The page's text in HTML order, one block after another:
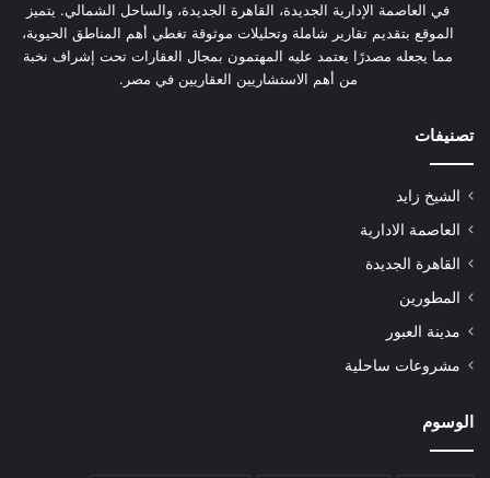
في العاصمة الإدارية الجديدة، القاهرة الجديدة، والساحل الشمالي. يتميز
الموقع بتقديم تقارير شاملة وتحليلات موثوقة تغطي أهم المناطق الحيوية،
مما يجعله مصدرًا يعتمد عليه المهتمون بمجال العقارات تحت إشراف نخبة
من أهم الاستشاريين العقاريين في مصر.
تصنيفات
الشيخ زايد
العاصمة الادارية
القاهرة الجديدة
المطورين
مدينة العبور
مشروعات ساحلية
الوسوم